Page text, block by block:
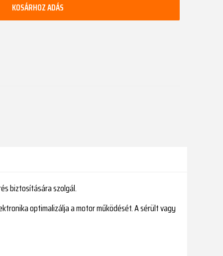
KOSÁRHOZ ADÁS
biztosítására szolgál.
optimalizálja a motor működését. A sérült vagy